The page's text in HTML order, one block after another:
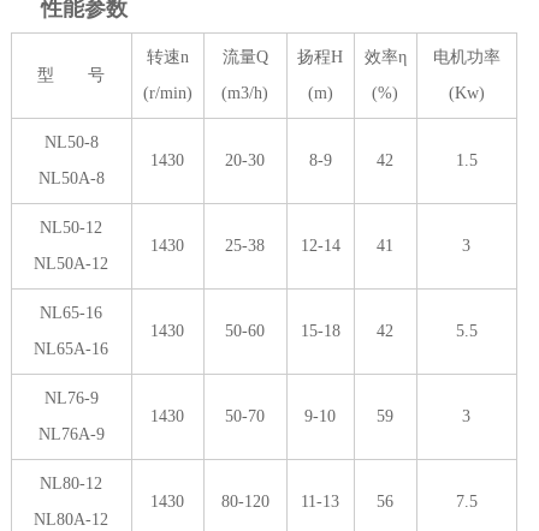
性能参数
型 号
转速n
(r/min)
流量Q
(m3/h)
扬程H
(m)
效率η
(%)
电机功率
(Kw)
NL50-8
NL50A-8
1430 20-30 8-9 42 1.5
NL50-12
NL50A-12
1430 25-38 12-14 41 3
NL65-16
NL65A-16
1430 50-60 15-18 42 5.5
NL76-9
NL76A-9
1430 50-70 9-10 59 3
NL80-12
NL80A-12
1430 80-120 11-13 56 7.5